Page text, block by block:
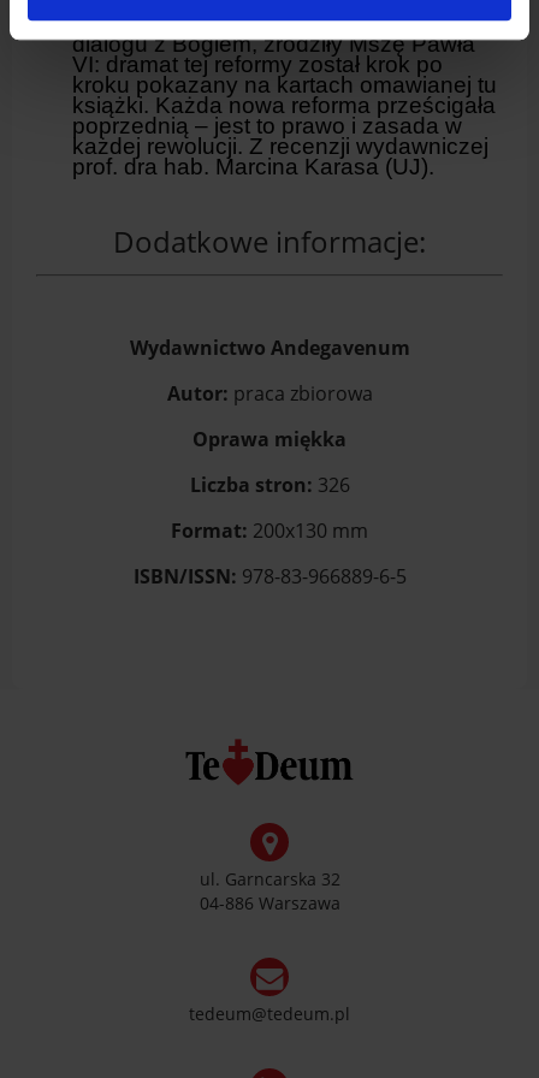
człowieka, dojrzałego do równorzędnego
dialogu z Bogiem, zrodziły Mszę Pawła
VI: dramat tej reformy został krok po
kroku pokazany na kartach omawianej tu
książki. Każda nowa reforma prześcigała
poprzednią – jest to prawo i zasada w
każdej rewolucji. Z recenzji wydawniczej
prof. dra hab. Marcina Karasa (UJ).
Dodatkowe informacje:
Wydawnictwo Andegavenum
Autor: praca zbiorowa
Oprawa miękka
Liczba stron: 326
Format: 200x130 mm
ISBN/ISSN: 978-83-966889-6-5
ul. Garncarska 32
04-886 Warszawa
tedeum@tedeum.pl